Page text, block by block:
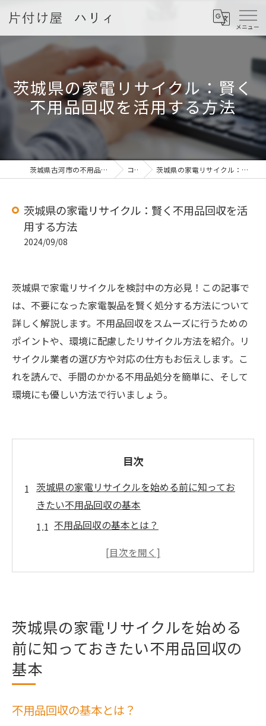
茨城県の家電リサイクル：賢く
不用品回収を活用する方法
茨城県古河市の不用品回収なら片付け屋 ハリィ コラム 茨城県の家電リサイクル：賢く不用品回収を活用する方法
茨城県の家電リサイクル：賢く不用品回収を活
用する方法
2024/09/08
茨城県で家電リサイクルを検討中の方必見！この記事で
は、不要になった家電製品を賢く処分する方法について
詳しく解説します。不用品回収をスムーズに行うための
ポイントや、環境に配慮したリサイクル方法を紹介。リ
サイクル業者の選び方や対応の仕方もお伝えします。こ
れを読んで、手間のかかる不用品処分を簡単に、そして
環境にも優しい方法で行いましょう。
目次
茨城県の家電リサイクルを始める前に知ってお
きたい不用品回収の基本
不用品回収の基本とは？
家電リサイクル法の概要
不用品回収に関するよくある質問
不用品回収を利用して茨城県で簡単に家電を処
分する方法
茨城県内のリサイクルステーションの利用
茨城県の家電リサイクルを始める
前に知っておきたい不用品回収の
基本
不用品回収の基本とは？